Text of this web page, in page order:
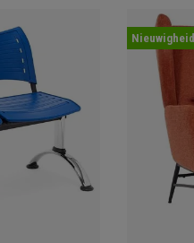
Nieuwigheid